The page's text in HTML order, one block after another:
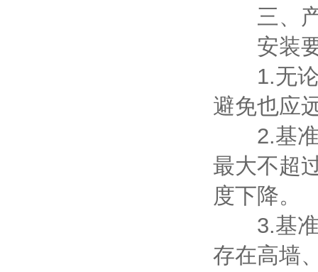
三、产
安装要
1.无论
避免也应
2.基准
最大不超
度下降。
3.基准
存在高墙